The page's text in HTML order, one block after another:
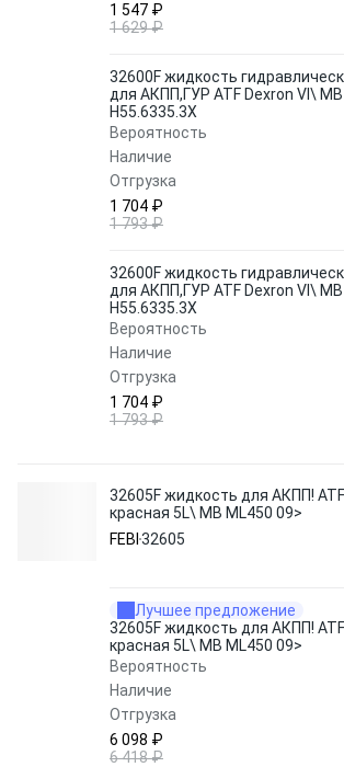
1 547 ₽
1 629 ₽
32600F жидкость
для АКПП,ГУР ATF Dexron VI\
H55.6335.3X
Вероятность
Наличие
Отгрузка
1 704 ₽
1 793 ₽
32600F жидкость
для АКПП,ГУР ATF Dexron VI\
H55.6335.3X
Вероятность
Наличие
Отгрузка
1 704 ₽
1 793 ₽
32605F жидкость для АКПП! ATF
красная 5L\ MB ML450 09>
FEBI 32605
Лучшее предложение
32605F жидкость для АКПП! ATF
красная 5L\ MB ML450 09>
Вероятность
Наличие
Отгрузка
6 098 ₽
6 418 ₽